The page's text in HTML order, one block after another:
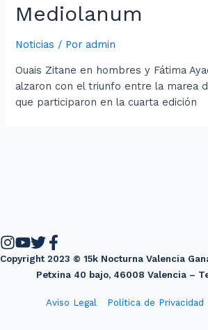
Mediolanum
Noticias / Por admin
Ouais Zitane en hombres y Fátima
alzaron con el triunfo entre la marea
que participaron en la cuarta edición
Copyright 2023 © 15k Nocturna Valencia
Petxina 40 bajo, 46008 Valencia –
Aviso Legal Política de Privacidad